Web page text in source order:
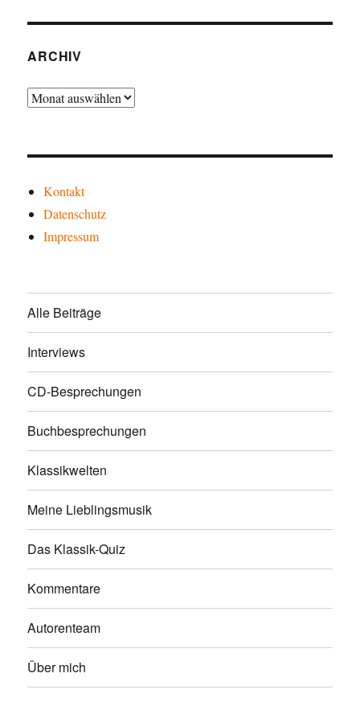
ARCHIV
Archiv
Kontakt
Datenschutz
Impressum
Alle Beiträge
Interviews
CD-Besprechungen
Buchbesprechungen
Klassikwelten
Meine Lieblingsmusik
Das Klassik-Quiz
Kommentare
Autorenteam
Über mich